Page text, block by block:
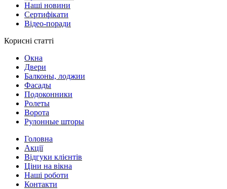
Наші новини
Сертифікати
Відео-поради
Корисні статті
Окна
Двери
Балконы, лоджии
Фасады
Подоконники
Ролеты
Ворота
Рулонные шторы
Головна
Акції
Відгуки клієнтів
Ціни на вікна
Наші роботи
Контакти